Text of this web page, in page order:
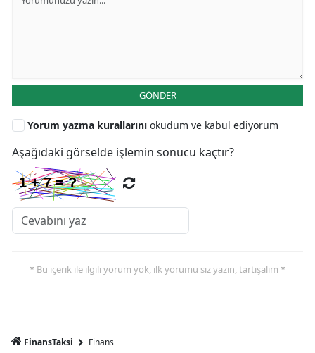
GÖNDER
Yorum yazma kurallarını okudum ve kabul ediyorum
Aşağıdaki görselde işlemin sonucu kaçtır?
* Bu içerik ile ilgili yorum yok, ilk yorumu siz yazın, tartışalım *
FinansTaksi Finans